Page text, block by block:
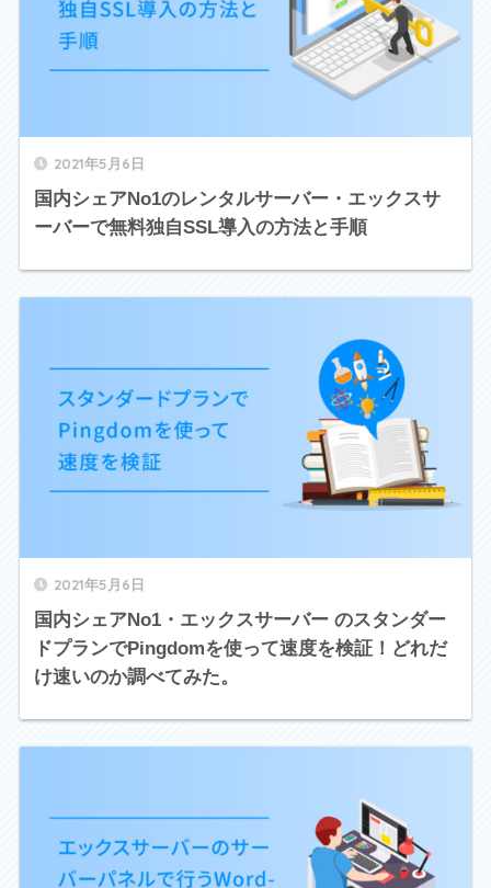
2021年5月6日
国内シェアNo1のレンタルサーバー・エックスサ
ーバーで無料独自SSL導入の方法と手順
2021年5月6日
国内シェアNo1・エックスサーバー のスタンダー
ドプランでPingdomを使って速度を検証！どれだ
け速いのか調べてみた。